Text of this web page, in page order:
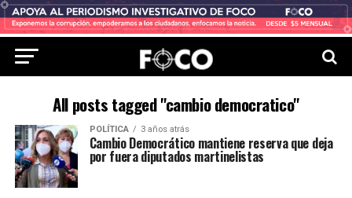
All posts tagged "cambio democratico"
POLÍTICA 3 años atrás
Cambio Democrático mantiene reserva que deja
por fuera diputados martinelistas